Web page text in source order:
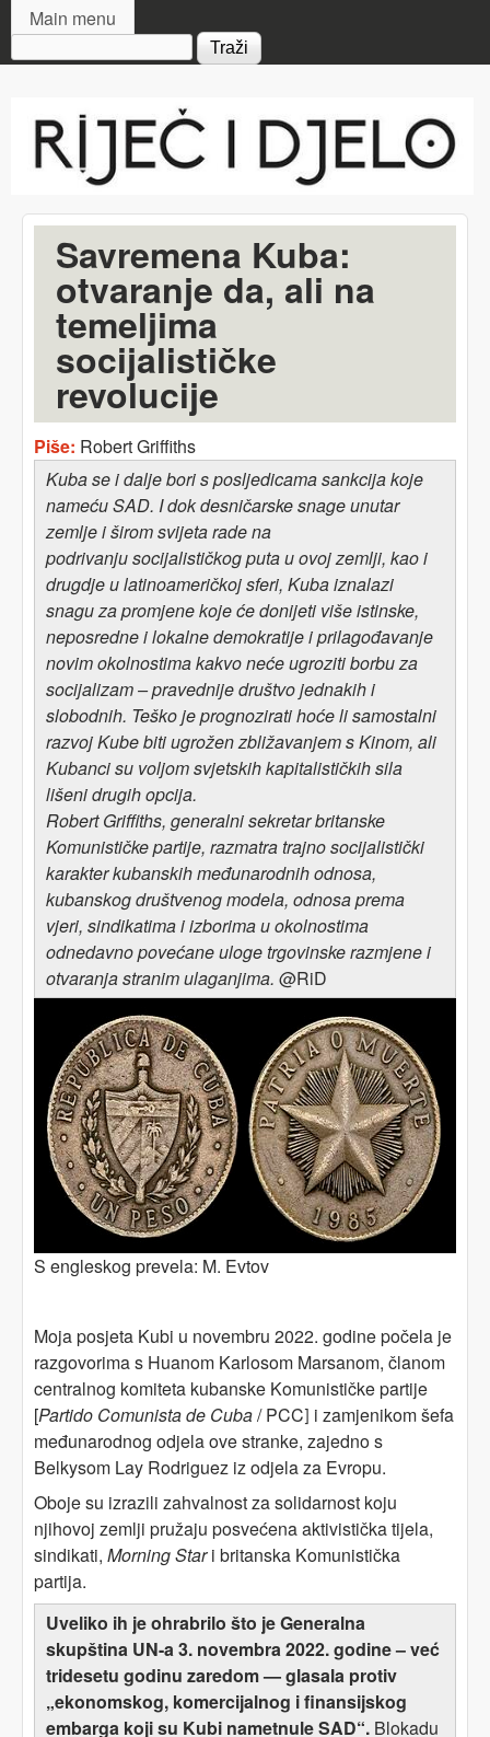
MAIN MENU
Main menu
Search form
i djelo
Savremena Kuba:
otvaranje da, ali na
temeljima
socijalističke
revolucije
Piše: Robert Griffiths
Kuba se i dalje bori s posljedicama sankcija koje
nameću SAD. I dok desničarske snage unutar
zemlje i širom svijeta rade na
podrivanju socijalističkog puta u ovoj zemlji, kao i
drugdje u latinoameričkoj sferi, Kuba iznalazi
snagu za promjene koje će donijeti više istinske,
neposredne i lokalne demokratije i prilagođavanje
novim okolnostima kakvo neće ugroziti borbu za
socijalizam – pravednije društvo jednakih i
slobodnih. Teško je prognozirati hoće li samostalni
razvoj Kube biti ugrožen zbližavanjem s Kinom, ali
Kubanci su voljom svjetskih kapitalističkih sila
lišeni drugih opcija.
Robert Griffiths, generalni sekretar britanske
Komunističke partije, razmatra trajno socijalistički
karakter kubanskih međunarodnih odnosa,
kubanskog društvenog modela, odnosa prema
vjeri, sindikatima i izborima u okolnostima
odnedavno povećane uloge trgovinske razmjene i
otvaranja stranim ulaganjima. @RiD
S engleskog prevela: M. Evtov
Moja posjeta Kubi u novembru 2022. godine počela je
razgovorima s Huanom Karlosom Marsanom, članom
centralnog komiteta kubanske Komunističke partije
[Partido Comunista de Cuba/ PCC i zamjenikom šefa
međunarodnog odjela ove stranke, zajedno s
Belkysom Lay Rodriguez iz odjela za Evropu.
Oboje su izrazili zahvalnost za solidarnost koju
njihovoj zemlji pružaju posvećena aktivistička tijela,
sindikati, Morning Stari britanska Komunistička
partija.
Uveliko ih je ohrabrilo što je Generalna
skupština UN-a 3. novembra 2022. godine – već
tridesetu godinu zaredom — glasala protiv
„ekonomskog, komercijalnog i finansijskog
embarga koji su Kubi nametnule SAD“. Blokadu